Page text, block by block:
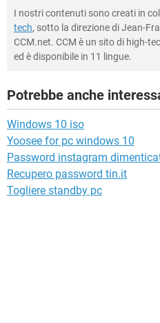
I nostri contenuti sono creati in
tech, sotto la direzione di Jean-
CCM.net. CCM è un sito di high-
ed è disponibile in 11 lingue.
Potrebbe anche
Windows 10 iso
Yoosee for pc windows 10
Password instagram
Recupero password tin.it
Togliere standby pc